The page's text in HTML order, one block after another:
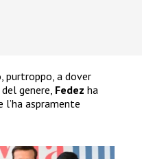
purtroppo, a dover
genere, Fedez ha
l’ha aspramente